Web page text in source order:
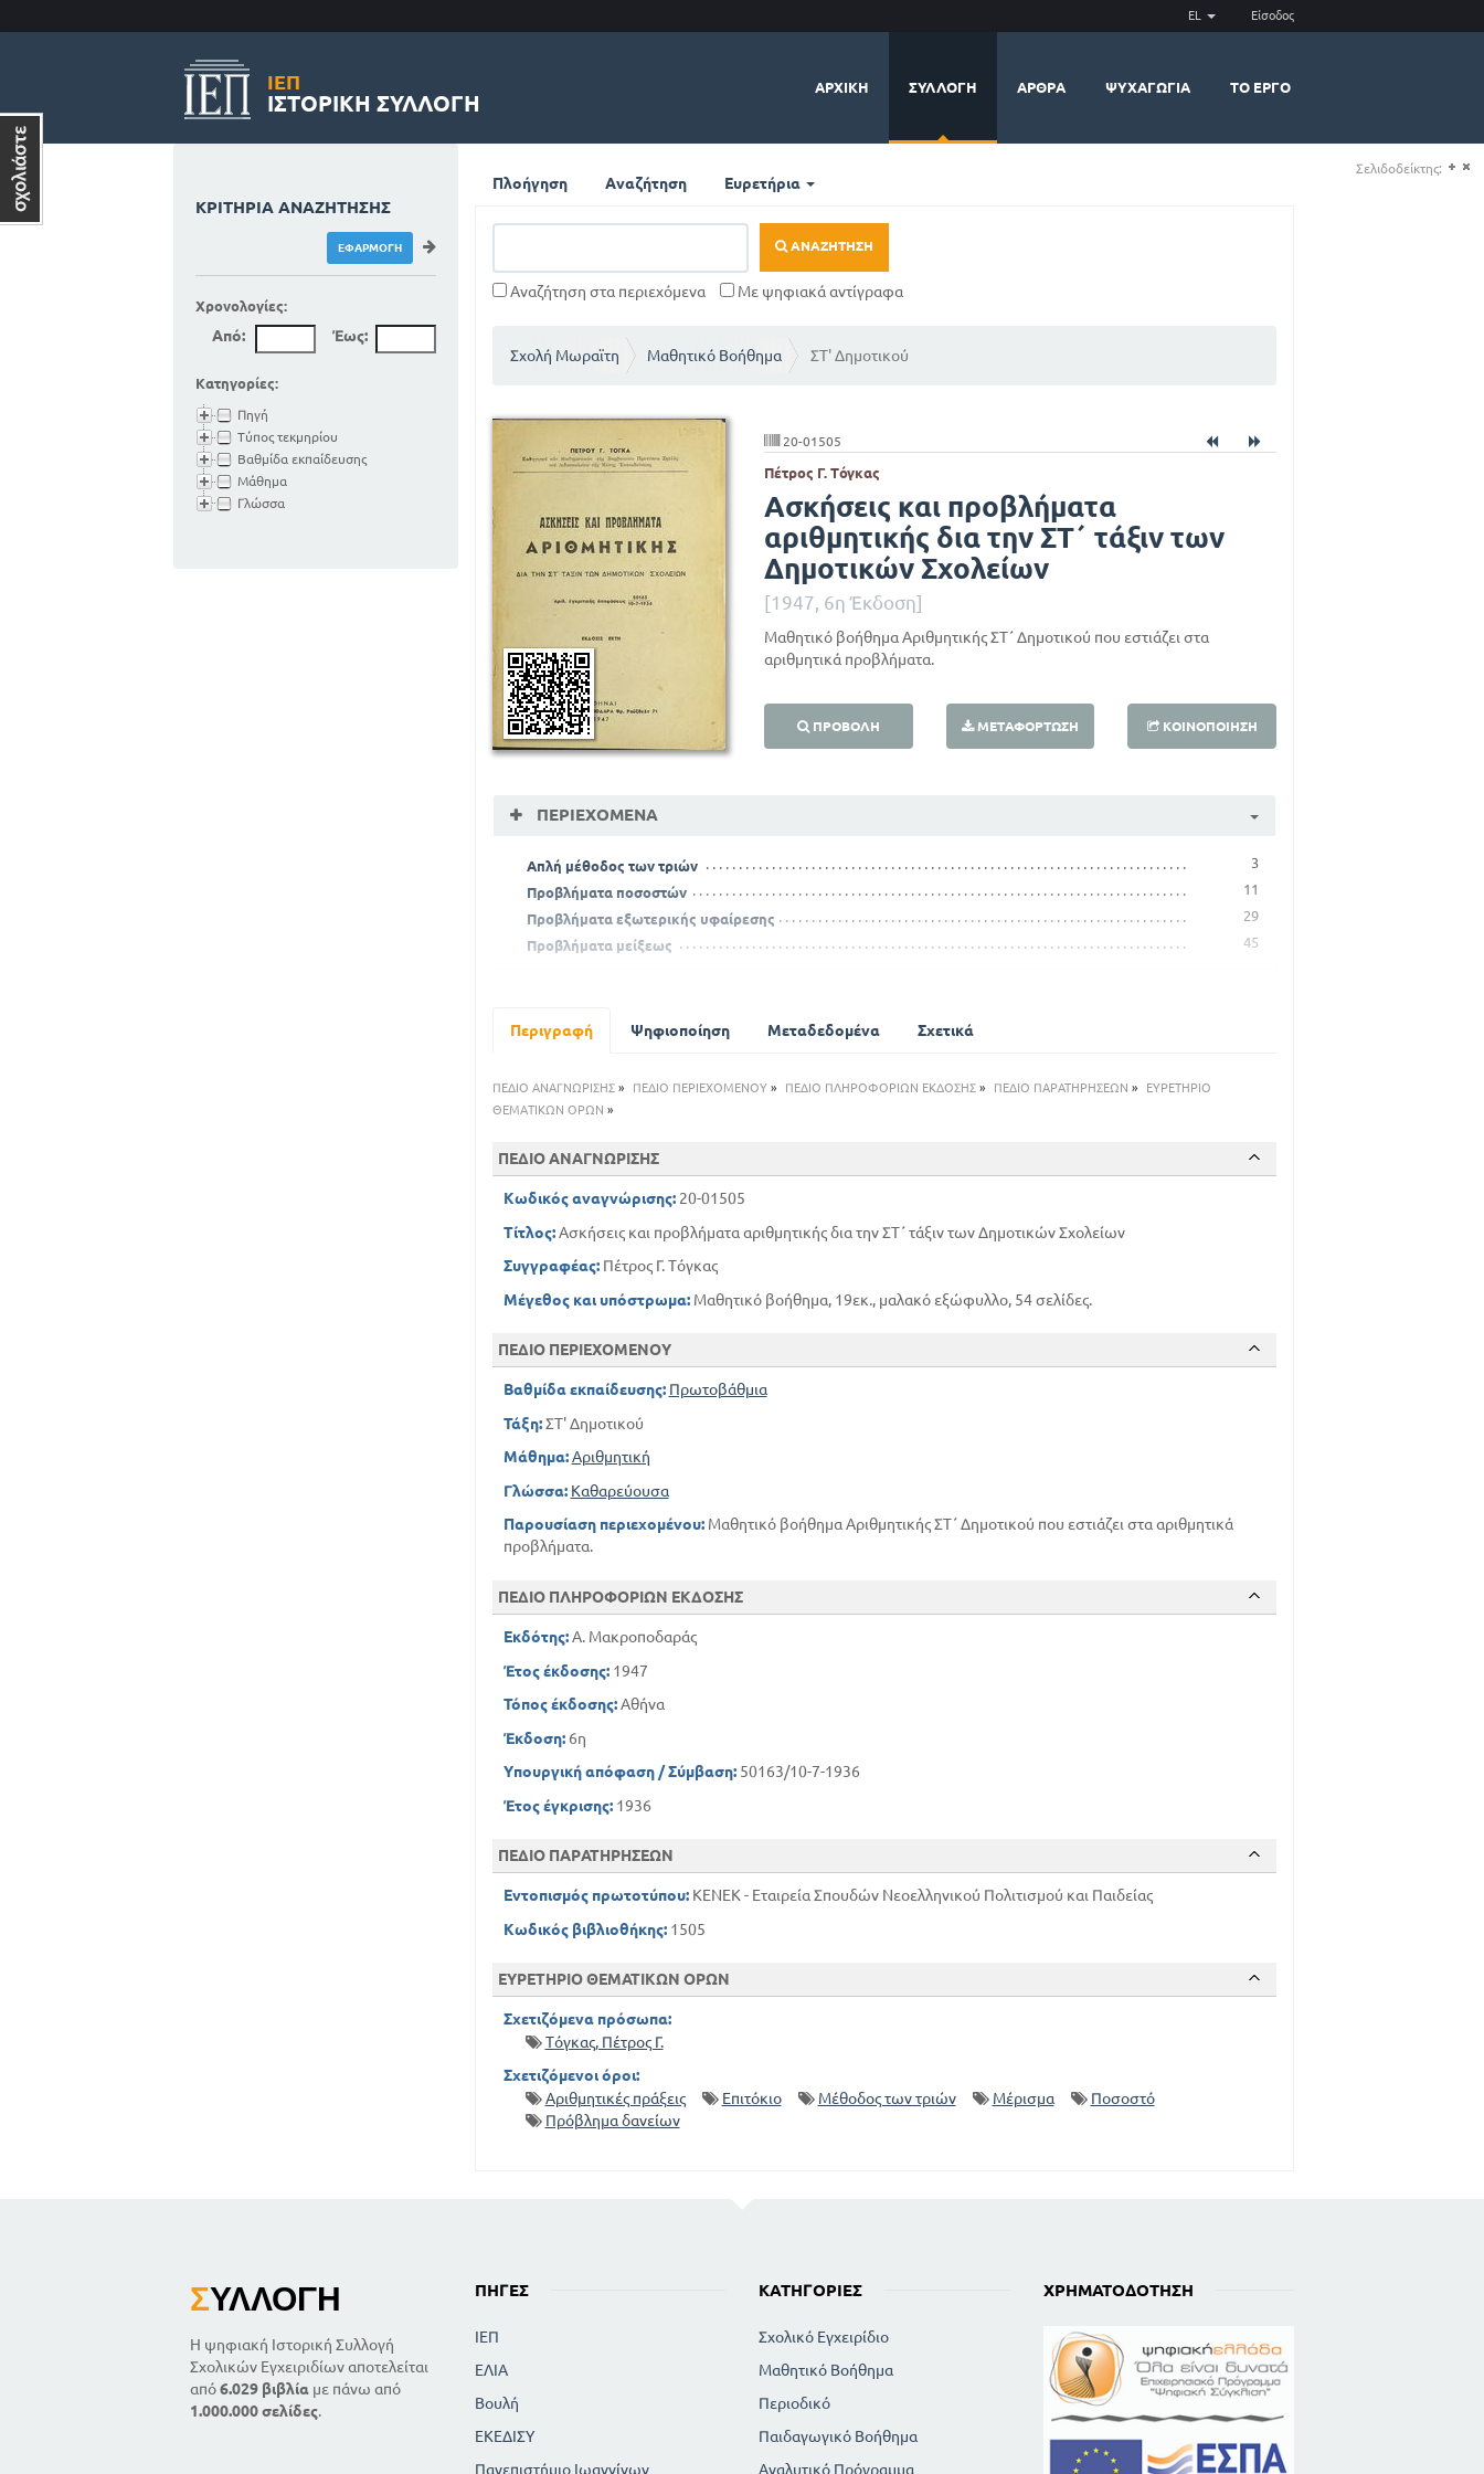
EL Είσοδος
ΙΕΠ
ΙΣΤΟΡΙΚΉ ΣΥΛΛΟΓΉ
ΑΡΧΙΚΉ ΣΥΛΛΟΓΉ ΆΡΘΡΑ ΨΥΧΑΓΩΓΊΑ ΤΟ ΈΡΓΟ
Πλοήγηση Αναζήτηση Ευρετήρια
ΑΝΑΖΉΤΗΣΗ
Αναζήτηση στα περιεχόμενα Με ψηφιακά αντίγραφα
Σχολή Μωραϊτη Μαθητικό Βοήθημα ΣΤ' Δημοτικού
20-01505
Πέτρος Γ. Τόγκας
Ασκήσεις και προβλήματα
αριθμητικής δια την ΣΤ΄ τάξιν των
Δημοτικών Σχολείων
[1947, 6η Έκδοση]
Μαθητικό βοήθημα Αριθμητικής ΣΤ΄ Δημοτικού που εστιάζει στα
αριθμητικά προβλήματα.
ΠΡΟΒΟΛΉ ΜΕΤΑΦΌΡΤΩΣΗ ΚΟΙΝΟΠΟΊΗΣΗ
ΠΕΡΙΕΧΌΜΕΝΑ
Απλή μέθοδος των τριών
3
Προβλήματα ποσοστών
11
Προβλήματα εξωτερικής υφαίρεσης
29
Προβλήματα μείξεως
45
Περιγραφή Ψηφιοποίηση Μεταδεδομένα Σχετικά
ΠΕΔΙΟ ΑΝΑΓΝΩΡΙΣΗΣ» ΠΕΔΙΟ ΠΕΡΙΕΧΟΜΕΝΟΥ» ΠΕΔΙΟ ΠΛΗΡΟΦΟΡΙΩΝ ΕΚΔΟΣΗΣ» ΠΕΔΙΟ ΠΑΡΑΤΗΡΗΣΕΩΝ »
ΕΥΡΕΤΗΡΙΟ
ΘΕΜΑΤΙΚΩΝ ΟΡΩΝ »
ΠΕΔΙΟ ΑΝΑΓΝΩΡΙΣΗΣ
Κωδικός αναγνώρισης:20-01505
Τίτλος:Ασκήσεις και προβλήματα αριθμητικής δια την ΣΤ΄ τάξιν των Δημοτικών Σχολείων
Συγγραφέας:Πέτρος Γ. Τόγκας
Μέγεθος και υπόστρωμα:Μαθητικό βοήθημα, 19εκ., μαλακό εξώφυλλο, 54 σελίδες.
ΠΕΔΙΟ ΠΕΡΙΕΧΟΜΕΝΟΥ
Βαθμίδα εκπαίδευσης: Πρωτοβάθμια
Τάξη:ΣΤ' Δημοτικού
Μάθημα: Αριθμητική
Γλώσσα: Καθαρεύουσα
Παρουσίαση περιεχομένου:Μαθητικό βοήθημα Αριθμητικής ΣΤ΄ Δημοτικού που εστιάζει στα αριθμητικά
προβλήματα.
ΠΕΔΙΟ ΠΛΗΡΟΦΟΡΙΩΝ ΕΚΔΟΣΗΣ
Εκδότης:Α. Μακροποδαράς
Έτος έκδοσης:1947
Τόπος έκδοσης:Αθήνα
Έκδοση:6η
Υπουργική απόφαση / Σύμβαση:50163/10-7-1936
Έτος έγκρισης:1936
ΠΕΔΙΟ ΠΑΡΑΤΗΡΗΣΕΩΝ
Εντοπισμός πρωτοτύπου:ΚΕΝΕΚ - Εταιρεία Σπουδών Νεοελληνικού Πολιτισμού και Παιδείας
Κωδικός βιβλιοθήκης:1505
ΕΥΡΕΤΗΡΙΟ ΘΕΜΑΤΙΚΩΝ ΟΡΩΝ
Σχετιζόμενα πρόσωπα:
Τόγκας, Πέτρος Γ.
Σχετιζόμενοι όροι:
Αριθμητικές πράξεις
Επιτόκιο Μέθοδος των τριών Μέρισμα
Ποσοστό
Πρόβλημα δανείων
ΚΡΙΤΉΡΙΑ ΑΝΑΖΉΤΗΣΗΣ
Χρονολογίες:
Από: Έως:
Κατηγορίες:
Πηγή
Τύπος τεκμηρίου
Βαθμίδα εκπαίδευσης
Μάθημα
Γλώσσα
ΣΥΛΛΟΓΉ
Η ψηφιακή Ιστορική Συλλογή
Σχολικών Εγχειριδίων αποτελείται
από6.029 βιβλία με πάνω από
1.000.000 σελίδες.
ΠΗΓΈΣ
ΙΕΠ
ΕΛΙΑ
Βουλή
ΕΚΕΔΙΣΥ
Πανεπιστήμιο Ιωαννίνων
ΚΑΤΗΓΟΡΊΕΣ
Σχολικό Εγχειρίδιο
Μαθητικό Βοήθημα
Περιοδικό
Παιδαγωγικό Βοήθημα
Αναλυτικό Πρόγραμμα
ΧΡΗΜΑΤΟΔΌΤΗΣΗ
Σελιδοδείκτης: